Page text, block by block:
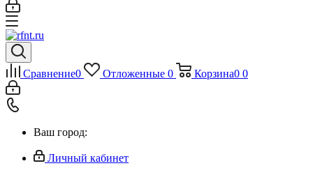
Сравнение0 Отложенные 0 Корзина0 0
Ваш город:
Личный кабинет